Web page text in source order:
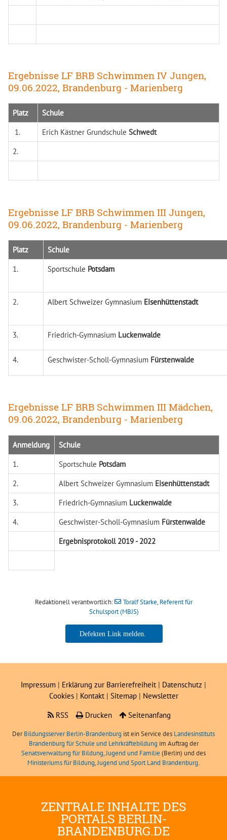
Ergebnisse LF BRB Schwimmen IV Jungen,
09.06.2022, Brandenburg - Marienberg
Platz
Schule
1.
Erich Kästner Grundschule Schwedt
2.
Ergebnisse LF BRB Schwimmen III Jungen,
09.06.2022, Brandenburg - Marienberg
Platz
Schule
1.
Sportschule Potsdam
2. Albert Schweizer Gymnasium Eisenhüttenstadt
3. Friedrich-Gymnasium Luckenwalde
4. Geschwister-Scholl-Gymnasium Fürstenwalde
Ergebnisse LF BRB Schwimmen III Mädchen,
09.06.2022, Brandenburg - Marienberg
Anmeldung
Schule
1.
Sportschule Potsdam
2.
Albert Schweizer Gymnasium Eisenhüttenstadt
3.
Friedrich-Gymnasium Luckenwalde
4.
Geschwister-Scholl-Gymnasium Fürstenwalde
Ergebnisprotokoll 2019 -2022
Redaktionell verantwortlich:
Toralf Starke, Referent für
Schulsport (MBJS)
Toralf Starke, Referent für
Impressum | Erklärung zur Barrierefreiheit | Datenschutz |
Cookies| Kontakt | Sitemap| Newsletter
RSS
Drucken Seitenanfang
DerBildungsserver Berlin-Brandenburg ist ein Service des Landesinstituts
Brandenburg für Schule und Lehrkräftebildung im Auftrag der
Senatsverwaltung für Bildung, Jugend und Familie (Berlin) und des
Ministeriums für Bildung, Jugend und Sport Land Brandenburg.
ZENTRALE INHALTE DES
PORTALS BERLIN-
BRANDENBURG.DE